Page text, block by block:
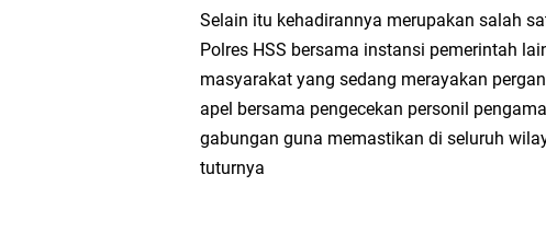
Selain itu kehadirannya merupakan salah
Polres HSS bersama instansi pemerintah
masyarakat yang sedang merayakan
apel bersama pengecekan personil
gabungan guna memastikan di seluruh
tuturnya